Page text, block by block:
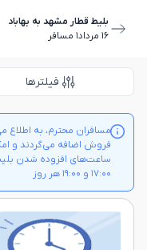
بلیط قطار مشهد به بهاباد
١٦ مرداد
١ مسافر
فیلترها
مسافران محترم، به
فروش اضافه می‌گردند و
۱۷:۰۰ و ۱۹:۰۰ هر روز